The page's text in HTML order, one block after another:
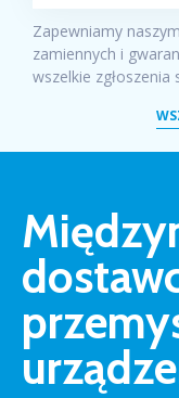
Zapewniamy
zamiennych i
wszelkie zgłoszenia